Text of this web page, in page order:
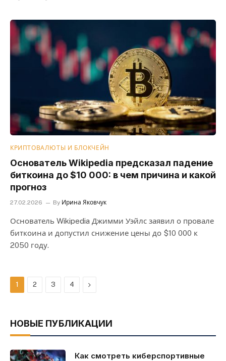
КРИПТОВАЛЮТЫ И БЛОКЧЕЙН
Основатель Wikipedia предсказал падение
биткоина до $10 000: в чем причина и какой
прогноз
27.02.2026 By Ирина Яковчук
Основатель Wikipedia Джимми Уэйлс заявил о провале
биткоина и допустил снижение цены до $10 000 к
2050 году.
1 2 3 4 Next
НОВЫЕ ПУБЛИКАЦИИ
Как смотреть киберспортивные